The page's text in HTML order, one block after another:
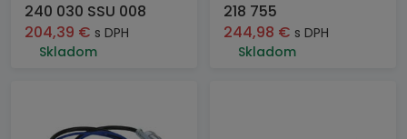
240 030 SSU 008
204,39 € s DPH
Skladom
218 755
244,98 € s DPH
Skladom